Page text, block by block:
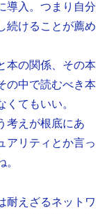
導入。つまり自分
続けることが薦め
本の関係、その本
の中で読むべき本
てもいい。
考えが根底にあ
アリティとか言っ
耐えざるネットワ